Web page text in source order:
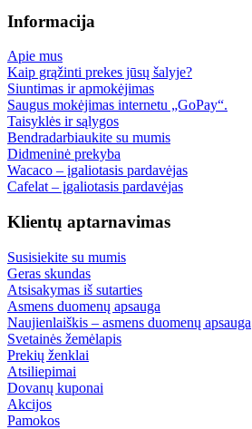
Informacija
Apie mus
Kaip grąžinti prekes jūsų šalyje?
Siuntimas ir apmokėjimas
Saugus mokėjimas internetu „GoPay“.
Taisyklės ir sąlygos
Bendradarbiaukite su mumis
Didmeninė prekyba
Wacaco – įgaliotasis pardavėjas
Cafelat – įgaliotasis pardavėjas
Klientų aptarnavimas
Susisiekite su mumis
Geras skundas
Atsisakymas iš sutarties
Asmens duomenų apsauga
Naujienlaiškis – asmens duomenų apsauga
Svetainės žemėlapis
Prekių ženklai
Atsiliepimai
Dovanų kuponai
Akcijos
Pamokos